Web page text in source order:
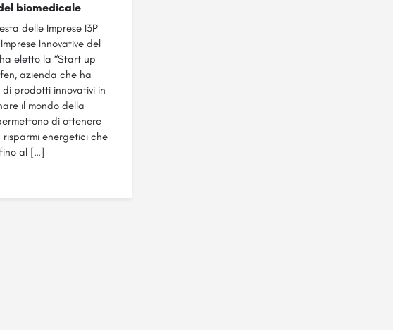
biomedicale
delle Imprese I3P
Innovative del
eletto la “Start up
azienda che ha
prodotti innovativi in
il mondo della
di ottenere
energetici che
al […]